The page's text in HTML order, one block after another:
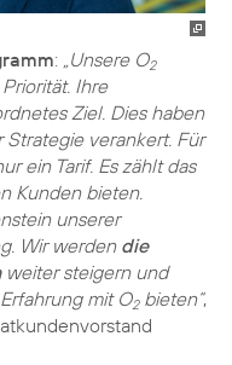
: „Unsere O2
Ihre
Ziel. Dies haben
verankert. Für
ein Tarif. Es zählt das
Kunden bieten.
unserer
Wir werdendie
weiter steigern und
mit O2bieten“,